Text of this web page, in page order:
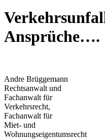
Ansprüche….
Andre Brüggemann
Rechtsanwalt und
Fachanwalt für
Verkehrsrecht,
Fachanwalt für
Miet- und
Wohnungseigentumsrecht